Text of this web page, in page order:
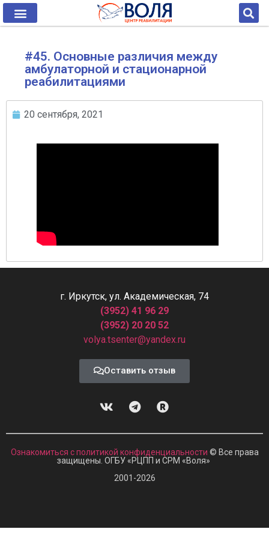
#45. Основные различия между
амбулаторной и стационарной
реабилитациями
20 сентября, 2021
г. Иркутск, ул. Академическая, 74
(3952) 41 96 29
(3952) 20 20 52
volya.tsenter@yandex.ru
Оставить отзыв
Ознакомиться с политикой конфиденциальности © Все права
защищены. ОГБУ «РЦПП и СРМ «Воля»
2001-2026